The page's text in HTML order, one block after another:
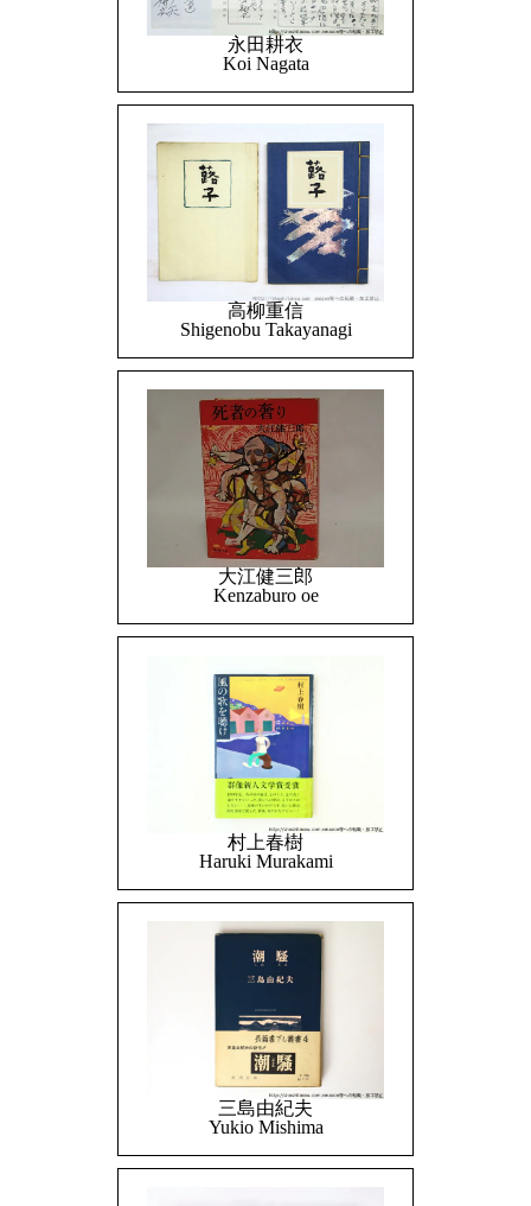
永田耕衣
Koi Nagata
高柳重信
Shigenobu Takayanagi
大江健三郎
Kenzaburo oe
村上春樹
Haruki Murakami
三島由紀夫
Yukio Mishima